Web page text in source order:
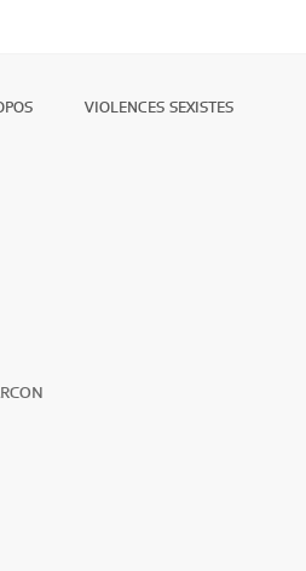
VIOLENCES SEXISTES